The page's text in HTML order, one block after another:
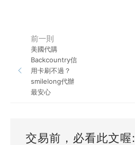
前一則
美國代購
Backcountry信
用卡刷不過？
smilelong代辦
最安心
交易前，必看此文喔: